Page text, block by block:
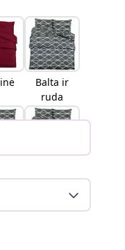
Balta ir
ruda